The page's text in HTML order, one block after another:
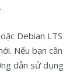
Debian LTS
Nếu bạn cần
dẫn sử dụng